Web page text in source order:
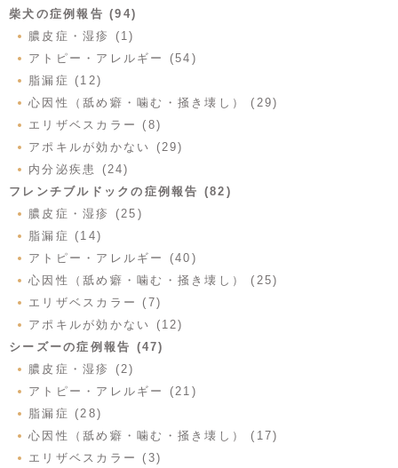
柴犬の症例報告 (94)
膿皮症・湿疹 (1)
アトピー・アレルギー (54)
脂漏症 (12)
心因性（舐め癖・噛む・掻き壊し） (29)
エリザベスカラー (8)
アポキルが効かない (29)
内分泌疾患 (24)
フレンチブルドックの症例報告 (82)
膿皮症・湿疹 (25)
脂漏症 (14)
アトピー・アレルギー (40)
心因性（舐め癖・噛む・掻き壊し） (25)
エリザベスカラー (7)
アポキルが効かない (12)
シーズーの症例報告 (47)
膿皮症・湿疹 (2)
アトピー・アレルギー (21)
脂漏症 (28)
心因性（舐め癖・噛む・掻き壊し） (17)
エリザベスカラー (3)